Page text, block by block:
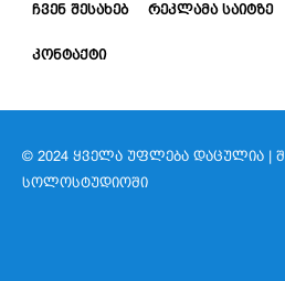
ᲩᲕᲔᲜ ᲨᲔᲡᲐᲮᲔᲑ ᲠᲔᲙᲚᲐᲛᲐ ᲡᲐᲘᲢᲖᲔ
ᲙᲝᲜᲢᲐᲥᲢᲘ
© 2024 ᲧᲕᲔᲚᲐ ᲣᲤᲚᲔᲑᲐ ᲓᲐᲪᲣᲚᲘᲐ |
ᲡᲝᲚᲝᲡᲢᲣᲓᲘᲝᲨᲘ